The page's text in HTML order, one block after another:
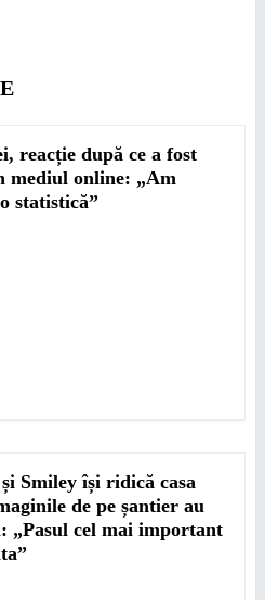
reacție după ce a fost
mediul online: „Am
statistică”
Smiley își ridică casa
de pe șantier au
„Pasul cel mai important